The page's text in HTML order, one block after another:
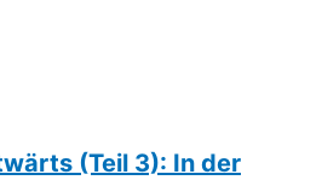
(Teil 3): In der